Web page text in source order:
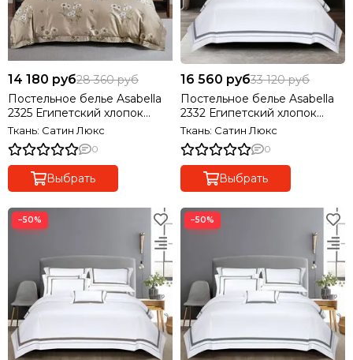
14 180 руб28 360 руб
Постельное белье Asabella
2325 Египетский хлопок
Premium
Ткань: Сатин Люкс
0
Выбрать
16 560 руб33 120 руб
Постельное белье Asabella
2332 Египетский хлопок
PREMIUM
Ткань: Сатин Люкс
0
Выбрать
−50% −50%